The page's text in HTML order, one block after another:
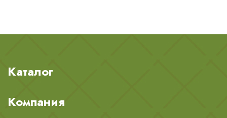
Каталог
Компания